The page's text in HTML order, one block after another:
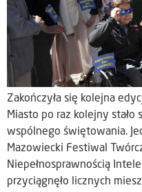
Zakończyła się kolejna
Miasto po raz kolejny
wspólnego świętowania.
Mazowiecki Festiwal
Niepełnosprawnością
przyciągnęło licznych